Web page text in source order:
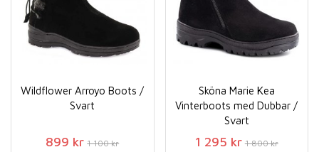
Wildflower Arroyo Boots /
Svart
899 kr 1 100 kr
Sköna Marie Kea
Vinterboots med Dubbar /
Svart
1 295 kr 1 800 kr